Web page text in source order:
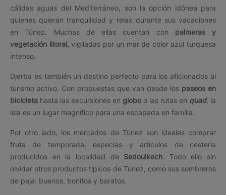
cálidas aguas del Mediterráneo, son la opción idónea para
quienes quieran tranquilidad y relax durante sus vacaciones
en Túnez. Muchas de ellas cuentan con palmeras y
vegetación litoral,vigiladas por un mar de color azul turquesa
intenso.
Djerba es también un destino perfecto para los aficionados al
turismo activo. Con propuestas que van desde los paseos en
bicicleta hasta las excursiones en globo o las rutas en quad, la
isla es un lugar magnífico para una escapada en familia.
Por otro lado, los mercados de Túnez son ideales comprar
fruta de temporada, especias y artículos de cestería
producidos en la localidad deSedouikech. Todo ello sin
olvidar otros productos típicos de Túnez, como sus sombreros
de paja: buenos, bonitos y baratos.